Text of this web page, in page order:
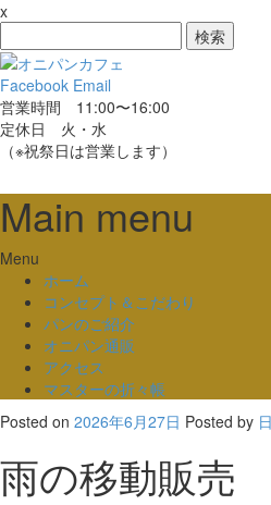
x
索:
Facebook Email
営業時間 11:00〜16:00
定休日 火・水
（※祝祭日は営業します）
Main menu
Skip
content
Menu
ホーム
コンセプト＆こだわり
パンのご紹介
オニパン通販
アクセス
マスターの折々帳
Posted on 2026年6月27日 Posted by
雨の移動販売